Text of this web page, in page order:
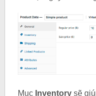
Mục Inventorysẽ